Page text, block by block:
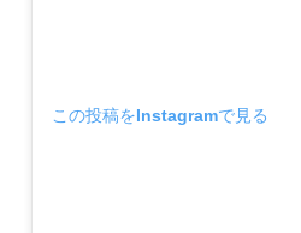
この投稿をInstagramで見る